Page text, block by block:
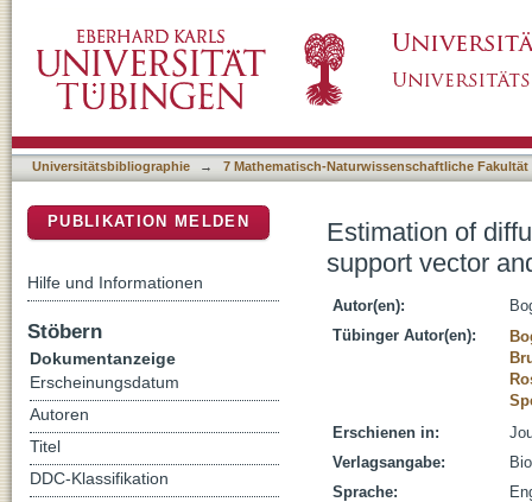
process regression
Universitätsbibliographie → 7 Mathematisch-Naturwissenschaftliche Fakultät
Estimation of
support vector
Autor(en):
Tübinger Autor(en):
Erschienen in:
Verlagsangabe:
Sprache:
PUBLIKATION MELDEN
Hilfe und Informationen
Stöbern
Dokumentanzeige
Erscheinungsdatum
Autoren
Titel
DDC-Klassifikation